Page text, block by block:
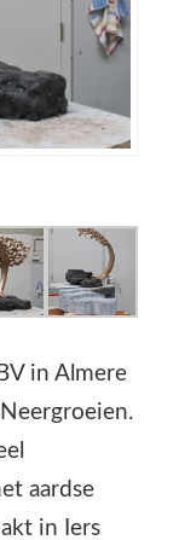
in Almere
aardse
in Iers